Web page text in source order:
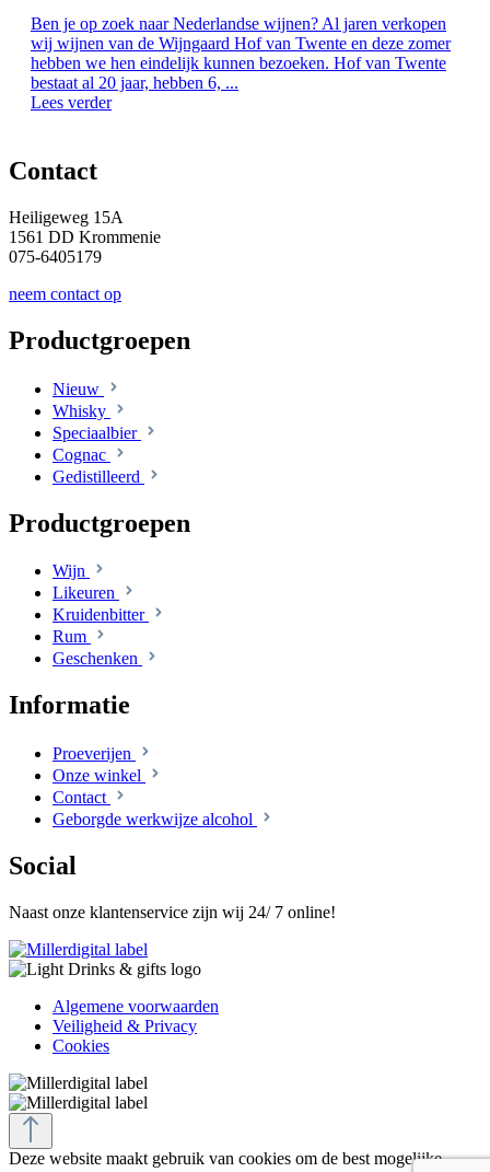
Ben je op zoek naar Nederlandse wijnen? Al jaren verkopen
wij wijnen van de Wijngaard Hof van Twente en deze zomer
hebben we hen eindelijk kunnen bezoeken. Hof van Twente
bestaat al 20 jaar, hebben 6, ...
Lees verder
Contact
Heiligeweg 15A
1561 DD Krommenie
075-6405179
neem contact op
Productgroepen
Nieuw
Whisky
Speciaalbier
Cognac
Gedistilleerd
Productgroepen
Wijn
Likeuren
Kruidenbitter
Rum
Geschenken
Informatie
Proeverijen
Onze winkel
Contact
Geborgde werkwijze alcohol
Social
Naast onze klantenservice zijn wij 24/ 7 online!
Algemene voorwaarden
Veiligheid & Privacy
Cookies
Deze website maakt gebruik van cookies om de best mogelijke